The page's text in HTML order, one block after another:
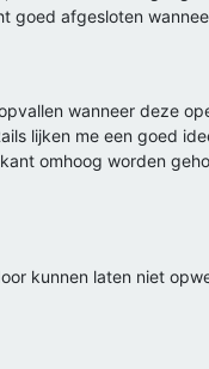
goed afgesloten
wanneer deze
lijken me een goed
omhoog worden
kunnen laten niet